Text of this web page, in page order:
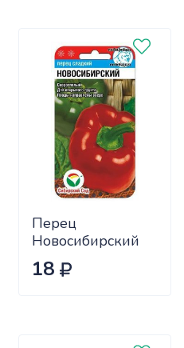
Перец
Новосибирский
(ранний) Сиб.сад
Ц
18